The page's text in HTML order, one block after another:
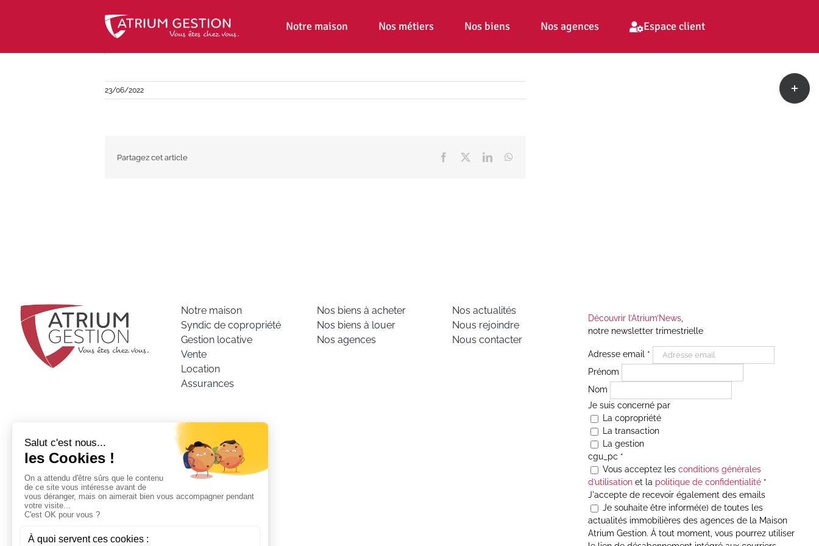
Notre maison Nos métiers Nos biens Nos agences Espace client
23/06/2022
Partagez cet article Facebook LinkedIn
Notre maison
Syndic de copropriété
Gestion locative
Vente
Location
Assurances
Nos biens à acheter
Nos biens à louer
Nos agences
Nos actualités
Nous rejoindre
Nous contacter
Découvrir l’Atrium’News,
notre newsletter trimestrielle
Adresse email *
Prénom
Nom
Je suis concerné par
La copropriété
La transaction
La gestion
cgu_pc *
Vous acceptez les conditions générales
d’utilisationet la politique de confidentialité*
J'accepte de recevoir également des emails
Je souhaite être informé(e) de toutes les
actualités immobilières des agences de la Maison
Atrium Gestion. À tout moment, vous pourrez utiliser
Toggle
Sliding
Bar